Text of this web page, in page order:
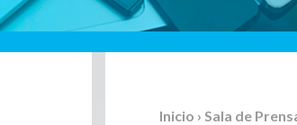
Inicio › Sala de